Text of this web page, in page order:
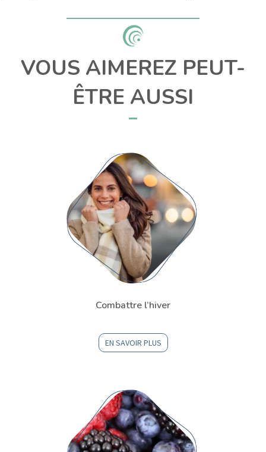
VOUS AIMEREZ PEUT-
ÊTRE AUSSI
Combattre l’hiver
EN SAVOIR PLUS